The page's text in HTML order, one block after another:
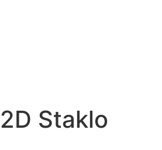
Staklo